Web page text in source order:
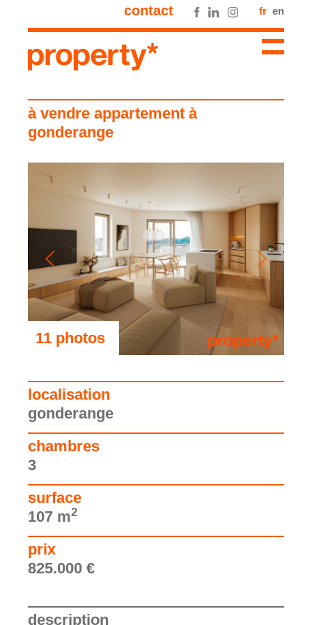
contact fr en
à vendre appartement à
gonderange
11 photos
localisation
gonderange
chambres
3
surface
107 m2
prix
825.000 €
description